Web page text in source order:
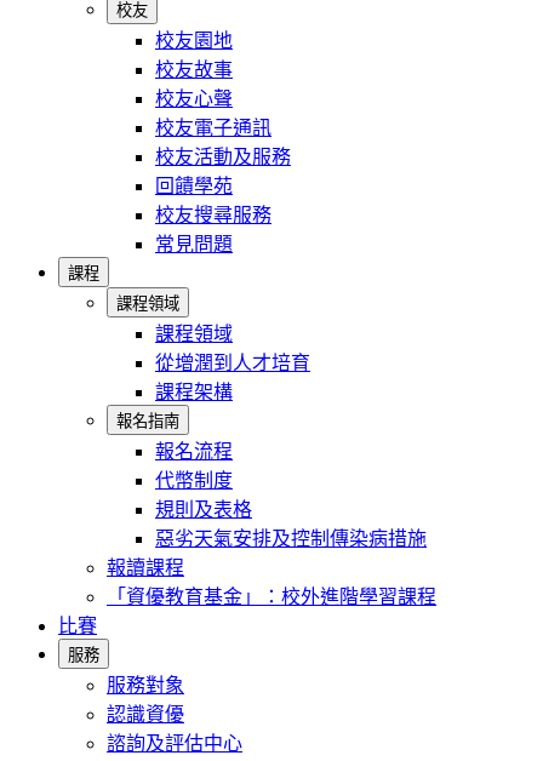
校友
校友園地
校友故事
校友心聲
校友電子通訊
校友活動及服務
回饋學苑
校友搜尋服務
常見問題
課程
課程領域
課程領域
從增潤到人才培育
課程架構
報名指南
報名流程
代幣制度
規則及表格
惡劣天氣安排及控制傳染病措施
報讀課程
「資優教育基金」：校外進階學習課程
比賽
服務
服務對象
認識資優
諮詢及評估中心